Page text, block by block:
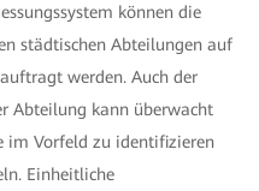
können die
städtischen Abteilungen auf
werden. Auch der
Abteilung kann überwacht
im Vorfeld zu identifizieren
Einheitliche